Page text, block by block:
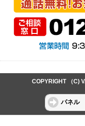
COPYRIGHT （C)
パネル